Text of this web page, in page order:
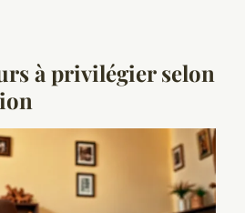
à privilégier selon